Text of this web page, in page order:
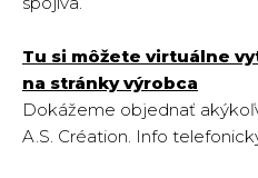
Tu si môžete virtuálne
na stránky výrobca
Dokážeme objednať
A.S. Création. Info